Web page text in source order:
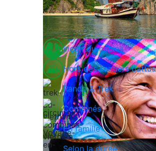
Incontournables
Hors des sentiers battus
Rando & Trek
Combinés
En famille
Selon la durée